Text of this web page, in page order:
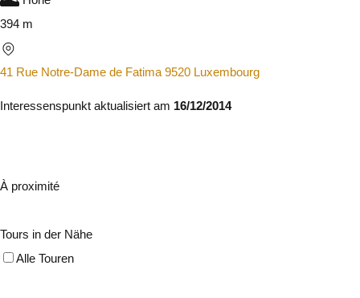
394 m
41 Rue Notre-Dame de Fatima 9520 Luxembourg
Interessenspunkt aktualisiert am 16/12/2014
À proximité
Tours in der Nähe
Alle Touren